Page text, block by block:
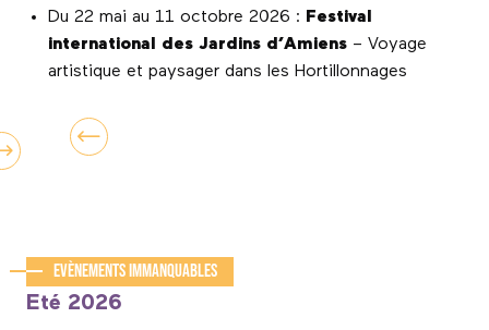
Du 22 mai au 11 octobre 2026 : Festival
international des Jardins d’Amiens – Voyage
artistique et paysager dans les Hortillonnages
Evènements immanquables
Eté 2026